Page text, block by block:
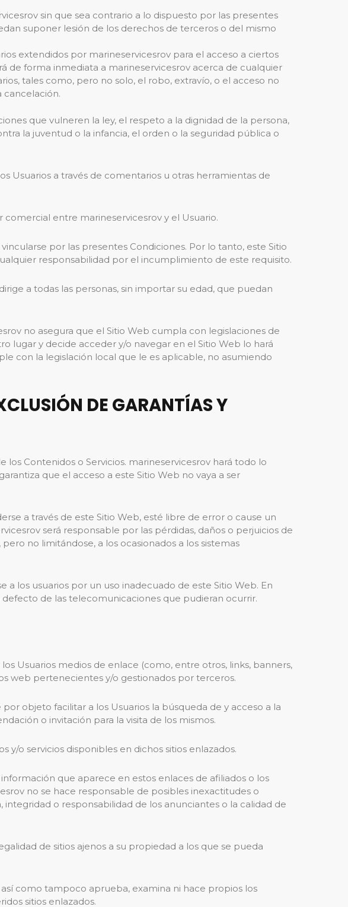
sin que sea contrario a lo dispuesto por las presentes
suponer lesión de los derechos de terceros o del mismo
extendidos por marineservicesrov para el acceso a ciertos
de forma inmediata a marineservicesrov acerca de cualquier
tales como, pero no solo, el robo, extravío, o el acceso no
cancelación.
que vulneren la ley, el respeto a la dignidad de la persona,
la juventud o la infancia, el orden o la seguridad pública o
Usuarios a través de comentarios u otras herramientas de
entre marineservicesrov y el Usuario.
por las presentes Condiciones. Por lo tanto, este Sitio
responsabilidad por el incumplimiento de este requisito.
a todas las personas, sin importar su edad, que puedan
no asegura que el Sitio Web cumpla con legislaciones de
lugar y decide acceder y/o navegar en el Sitio Web lo hará
con la legislación local que le es aplicable, no asumiendo
DE GARANTÍAS Y
Contenidos o Servicios. marineservicesrov hará todo lo
que el acceso a este Sitio Web no vaya a ser
a través de este Sitio Web, esté libre de error o cause un
será responsable por las pérdidas, daños o perjuicios de
no limitándose, a los ocasionados a los sistemas
los usuarios por un uso inadecuado de este Sitio Web. En
de las telecomunicaciones que pudieran ocurrir.
Usuarios medios de enlace (como, entre otros, links, banners,
web pertenecientes y/o gestionados por terceros.
objeto facilitar a los Usuarios la búsqueda de y acceso a la
o invitación para la visita de los mismos.
o servicios disponibles en dichos sitios enlazados.
que aparece en estos enlaces de afiliados o los
no se hace responsable de posibles inexactitudes o
o responsabilidad de los anunciantes o la calidad de
de sitios ajenos a su propiedad a los que se pueda
como tampoco aprueba, examina ni hace propios los
sitios enlazados.